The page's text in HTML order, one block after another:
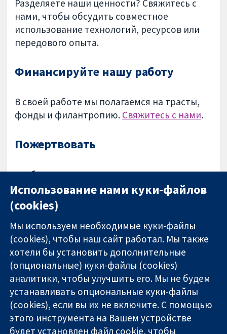
Разделяете наши ценности? Свяжитесь с
нами, чтобы обсудить совместное
использование технологий, ресурсов или
передового опыта.
Финансируйте нашу работу
В своей работе мы полагаемся на трасты,
фонды и филантропию. Свяжитесь с нами.
Пожертвовать
Мы благодарны за все пожертвования от
единомышленников и учреждений.
Надёжные
доказательства
Информированные
11-13 Cavendish
Square
London
W1G 0AN
United Kingdom
Связаться с
нами
Новости
Пресс-
служба
Использование нами куки-файлов
(cookies)
Мы используем необходимые куки-файлы
(cookies), чтобы наш сайт работал. Мы также
хотели бы установить дополнительные
(опциональные) куки-файлы (cookies)
аналитики, чтобы улучшить его. Мы не будем
устанавливать опциональные куки-файлы
(cookies), если вы их не включите. С помощью
этого инструмента на Вашем устройстве
будет установлен файл cookie, чтобы